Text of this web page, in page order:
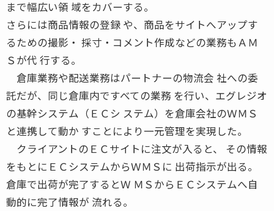
まで幅広い領 域をカバーする。
さらには商品情報の登録 や、商品をサイトへアップす
るための撮影・ 採寸・コメント作成などの業務もＡＭ
Ｓが代 行する。
倉庫業務や配送業務はパートナーの物流会 社への委
託だが、同じ倉庫内ですべての業務 を行い、エグレジオ
の基幹システム（ＥＣシ ステム）を倉庫会社のＷＭＳ
と連携して動か すことにより一元管理を実現した。
クライアントのＥＣサイトに注文が入ると、 その情報
をもとにＥＣシステムからＷＭＳに 出荷指示が出る。
倉庫で出荷が完了するとＷ ＭＳからＥＣシステムへ自
動的に完了情報が 流れる。